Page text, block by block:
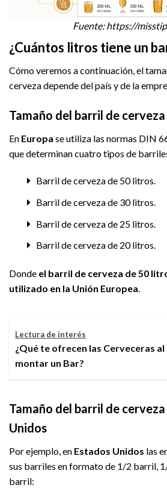
Fuente: https://
¿Cuántos litros tiene un
Cómo veremos a continuación, el
cerveza depende del país y de la
Tamaño del barril de cerveza
En Europa se utiliza las normas DIN
que determinan cuatro tipos de
Barril de cerveza de 50 litros.
Barril de cerveza de 30 litros.
Barril de cerveza de 25 litros.
Barril de cerveza de 20 litros.
Donde el barril de cerveza de 50
utilizado en la Unión Europea.
Lectura de interés
¿Qué te ofrecen las Cerveceras al
montar un Bar?
Tamaño del barril de
Unidos
Por ejemplo, en Estados Unidos las
sus barriles en formato de 1/2 barril,
barril: